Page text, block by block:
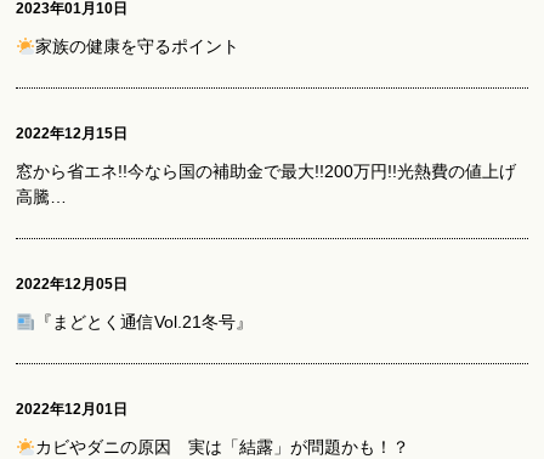
2023年01月10日
家族の健康を守るポイント
2022年12月15日
窓から省エネ!!今なら国の補助金で最大!!200万円!!光熱費の値上げ
高騰…
2022年12月05日
『まどとく通信Vol.21冬号』
2022年12月01日
カビやダニの原因 実は「結露」が問題かも！？